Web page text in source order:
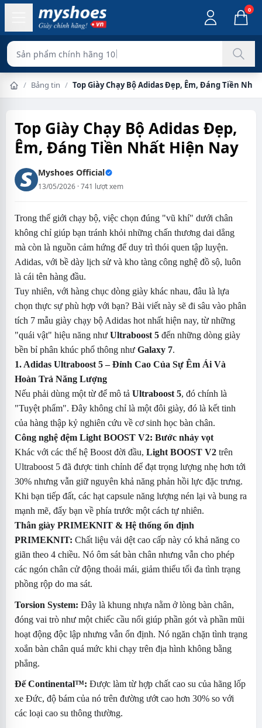
0
Sản phẩm chính hãng 100%
/ Bảng tin / Top Giày Chạy Bộ Adidas Đẹp, Êm, Đáng Tiền
Top Giày Chạy Bộ Adidas Đẹp,
Êm, Đáng Tiền Nhất Hiện Nay
Myshoes Official
13/05/2026 · 741 lượt xem
Trong thế giới chạy bộ, việc chọn đúng "vũ khí" dưới chân
không chỉ giúp bạn tránh khỏi những chấn thương dai dẳng
mà còn là nguồn cảm hứng để duy trì thói quen tập luyện.
Adidas, với bề dày lịch sử và kho tàng công nghệ đồ sộ, luôn
là cái tên hàng đầu.
Tuy nhiên, với hàng chục dòng giày khác nhau, đâu là lựa
chọn thực sự phù hợp với bạn? Bài viết này sẽ đi sâu vào phân
tích 7 mẫu giày chạy bộ Adidas hot nhất hiện nay, từ những
"quái vật" hiệu năng như Ultraboost 5 đến những dòng giày
bền bỉ phân khúc phổ thông như Galaxy 7.
1. Adidas Ultraboost 5 – Đỉnh Cao Của Sự Êm Ái Và
Hoàn Trả Năng Lượng
Nếu phải dùng một từ để mô tả Ultraboost 5, đó chính là
"Tuyệt phẩm". Đây không chỉ là một đôi giày, đó là kết tinh
của hàng thập kỷ nghiên cứu về cơ sinh học bàn chân.
Công nghệ đệm Light BOOST V2: Bước nhảy vọt
Khác với các thế hệ Boost đời đầu, Light BOOST V2 trên
Ultraboost 5 đã được tinh chỉnh để đạt trọng lượng nhẹ hơn tới
30% nhưng vẫn giữ nguyên khả năng phản hồi lực đặc trưng.
Khi bạn tiếp đất, các hạt capsule năng lượng nén lại và bung ra
mạnh mẽ, đẩy bạn về phía trước một cách tự nhiên.
Thân giày PRIMEKNIT & Hệ thống ổn định
PRIMEKNIT: Chất liệu vải dệt cao cấp này có khả năng co
giãn theo 4 chiều. Nó ôm sát bàn chân nhưng vẫn cho phép
các ngón chân cử động thoải mái, giảm thiểu tối đa tình trạng
phồng rộp do ma sát.
Torsion System: Đây là khung nhựa nằm ở lòng bàn chân,
đóng vai trò như một chiếc cầu nối giúp phần gót và phần mũi
hoạt động độc lập nhưng vẫn ổn định. Nó ngăn chặn tình trạng
xoắn bàn chân quá mức khi chạy trên địa hình không bằng
phẳng.
Đế Continental™: Được làm từ hợp chất cao su của hãng lốp
xe Đức, độ bám của nó trên đường ướt cao hơn 30% so với
các loại cao su thông thường.